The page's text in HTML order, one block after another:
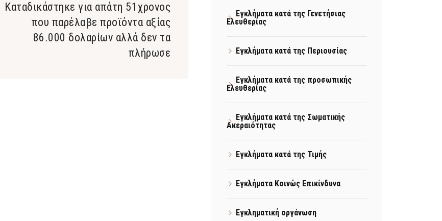
Καταδικάστηκε για απάτη 51χρονος
που παρέλαβε προϊόντα αξίας
86.000 δολαρίων αλλά δεν τα
πλήρωσε
Εγκλήματα κατά της Γενετήσιας
Ελευθερίας
Εγκλήματα κατά της Περιουσίας
Εγκλήματα κατά της προσωπικής
Ελευθερίας
Εγκλήματα κατά της Σωματικής
Ακεραιότητας
Εγκλήματα κατά της Τιμής
Εγκλήματα Κοινώς Επικίνδυνα
Εγκληματική οργάνωση